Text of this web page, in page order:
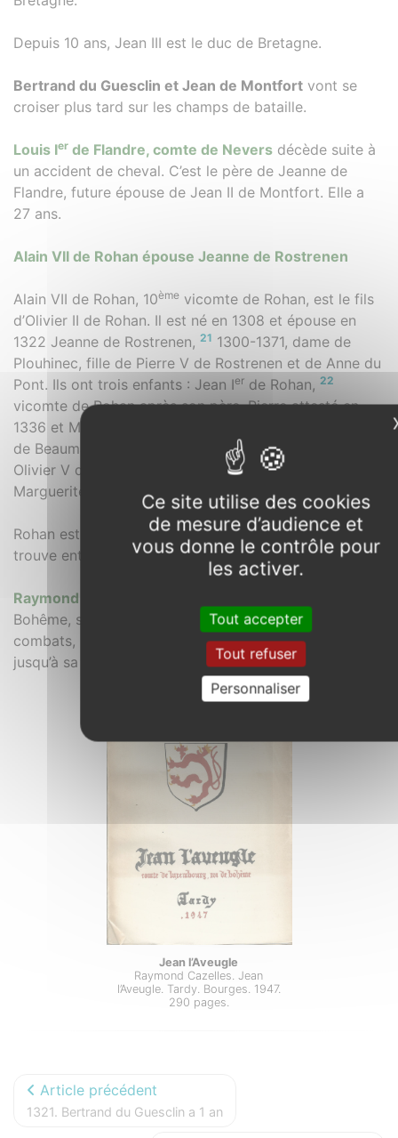
Depuis 10 ans, Jean III est le duc de Bretagne.
Bertrand du Guesclin et Jean de Montfort vont se
croiser plus tard sur les champs de bataille.
Louis Ier de Flandre, comte de Nevers décède suite à
un accident de cheval. C’est le père de Jeanne de
Flandre, future épouse de Jean II de Montfort. Elle a
27 ans.
Alain VII de Rohan épouse Jeanne de Rostrenen
Alain VII de Rohan, 10ème vicomte de Rohan, est le fils
d’Olivier II de Rohan. Il est né en 1308 et épouse en
1322 Jeanne de Rostrenen, 21 1300-1371, dame de
Plouhinec, fille de Pierre V de Rostrenen et de Anne du
Pont. Ils ont trois enfants : Jean Ier de Rohan, 22
vicomte de Rohan après son père, Pierre attesté en
1336 et Marguerite de Rohan épouse en 1356 Jean IV
de Beaumanoir, maréchal de Bretagne, puis, en 1378,
Olivier V de Clisson, futur connétable de France.
Marguerite de Rohan décède après 1406.
Rohan est à 55 kilomètres de Rostrenen et Pontivy se
trouve entre ces deux villes.
Raymond Cazelles
Bohême, ses relations avec la royauté française, ses
combats, ses ambitions, les mariages diplomatiques,
jusqu’à sa mort chevaleresque à Crécy en 1346.
Jean l’Aveugle
Raymond Cazelles. Jean
l’Aveugle. Tardy. Bourges. 1947.
290 pages.
Article précédent
1321. Bertrand du Guesclin a 1 an
Ce site utilise des cookies
de mesure d’audience et
vous donne le contrôle pour
les activer.
Tout accepter
Tout refuser
Personnaliser